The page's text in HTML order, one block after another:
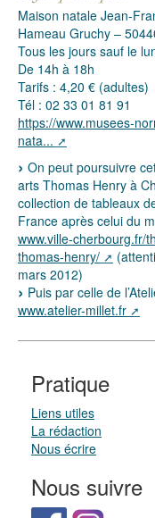
Maison natale Jean-
Hameau Gruchy –
Tous les jours sauf le
De 14h à 18h
Tarifs : 4,20 € (adultes)
Tél : 02 33 01 81 91
https://www.musees-
nata...
On peut poursuivre
arts Thomas Henry à
collection de tableaux
France après celui du
www.ville-cherbourg.fr/
thomas-henry/
mars 2012)
Puis par celle de
www.atelier-millet.fr
Pratique
Liens utiles
La rédaction
Nous écrire
Nous suivre